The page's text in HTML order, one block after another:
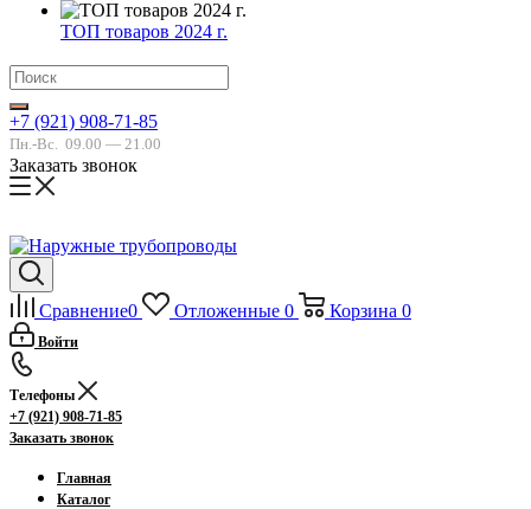
ТОП товаров 2024 г.
+7 (921) 908-71-85
Пн.-Вс. 09.00 — 21.00
Заказать звонок
Сравнение0 Отложенные 0 Корзина 0
Войти
Телефоны
+7 (921) 908-71-85
Заказать звонок
Главная
Каталог